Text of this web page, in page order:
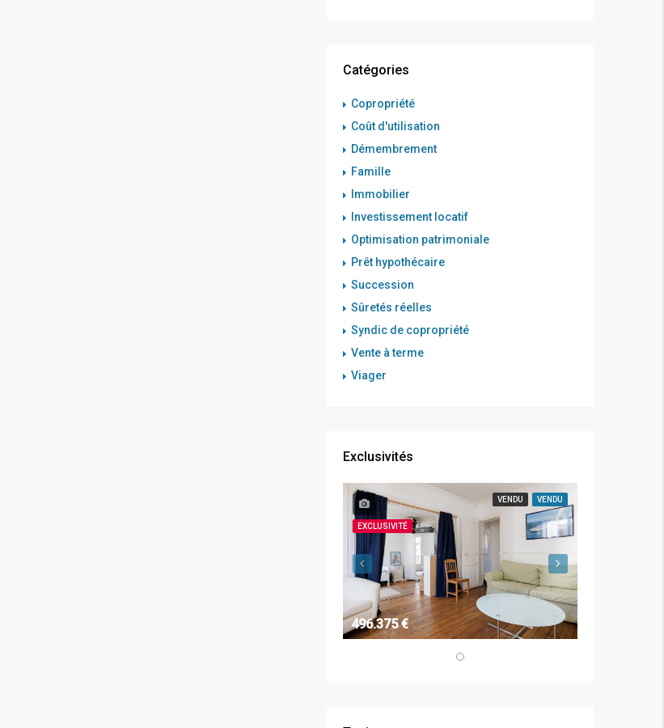
Catégories
Copropriété
Coût d'utilisation
Démembrement
Famille
Immobilier
Investissement locatif
Optimisation patrimoniale
Prêt hypothécaire
Succession
Sûretés réelles
Syndic de copropriété
Vente à terme
Viager
Exclusivités
EXCLUSIVITÉ
VENDU VENDU
496.375 €